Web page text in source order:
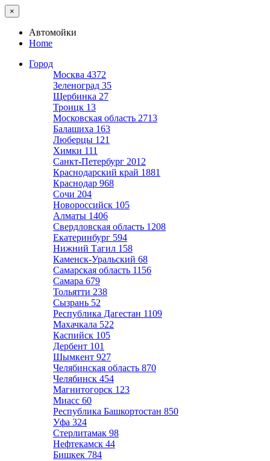
×
Автомойки
Home
Город
Москва 4372
Зеленоград 35
Щербинка 27
Троицк 13
Московская область 2713
Балашиха 163
Люберцы 121
Химки 111
Санкт-Петербург 2012
Краснодарский край 1881
Краснодар 968
Сочи 204
Новороссийск 105
Алматы 1406
Свердловская область 1208
Екатеринбург 594
Нижний Тагил 158
Каменск-Уральский 68
Самарская область 1156
Самара 679
Тольятти 238
Сызрань 52
Республика Дагестан 1109
Махачкала 522
Каспийск 105
Дербент 101
Шымкент 927
Челябинская область 870
Челябинск 454
Магнитогорск 123
Миасс 60
Республика Башкортостан 850
Уфа 324
Стерлитамак 98
Нефтекамск 44
Бишкек 784